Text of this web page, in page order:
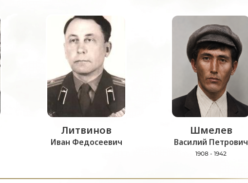
Литвинов
Иван Федосеевич
Шмелев
Василий Петрович
1908 - 1942